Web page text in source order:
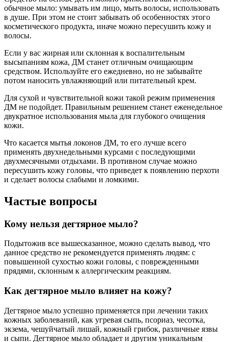
обычное мыло: умывать им лицо, мыть волосы, использовать
в душе. При этом не стоит забывать об особенностях этого
косметического продукта, иначе можно пересушить кожу и
волосы.
Если у вас жирная или склонная к воспалительным
высыпаниям кожа, ДМ станет отличным очищающим
средством. Используйте его ежедневно, но не забывайте
потом наносить увлажняющий или питательный крем.
Для сухой и чувствительной кожи такой режим применения
ДМ не подойдет. Правильным решением станет еженедельное
двукратное использования мыла для глубокого очищения
кожи.
Что касается мытья локонов ДМ, то его лучше всего
применять двухнедельными курсами с последующими
двухмесячными отдыхами. В противном случае можно
пересушить кожу головы, что приведет к появлению перхоти
и сделает волосы слабыми и ломкими.
Частые вопросы
Кому нельзя дегтярное мыло?
Подытожив все вышесказанное, можно сделать вывод, что
данное средство не рекомендуется применять людям: с
повышенной сухостью кожи головы, с поврежденными
прядями, склонным к аллергическим реакциям.
Как дегтярное мыло влияет на кожу?
Дегтярное мыло успешно применяется при лечении таких
кожных заболеваний, как угревая сыпь, псориаз, чесотка,
экзема, чешуйчатый лишай, кожный грибок, различные язвы
и сыпи. Дегтярное мыло обладает и другим уникальным